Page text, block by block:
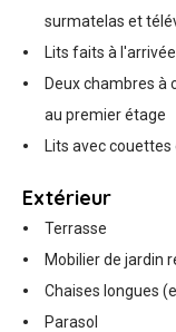
surmatelas et
Lits faits à l'arrivée
Deux chambres à
au premier étage
Lits avec couettes
Extérieur
Terrasse
Mobilier de jardin
Chaises longues
Parasol